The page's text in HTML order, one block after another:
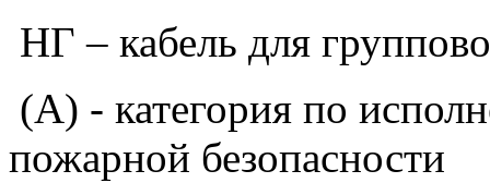
НГ – кабель для
(А) - категория по
пожарной безопасности